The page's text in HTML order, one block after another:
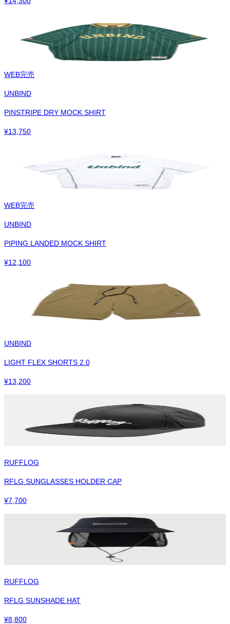
WEB完売
UNBIND
PINSTRIPE DRY MOCK SHIRT
¥13,750
WEB完売
UNBIND
PIPING LANDED MOCK SHIRT
¥12,100
UNBIND
LIGHT FLEX SHORTS 2.0
¥13,200
RUFFLOG
RFLG SUNGLASSES HOLDER CAP
¥7,700
RUFFLOG
RFLG SUNSHADE HAT
¥8,800